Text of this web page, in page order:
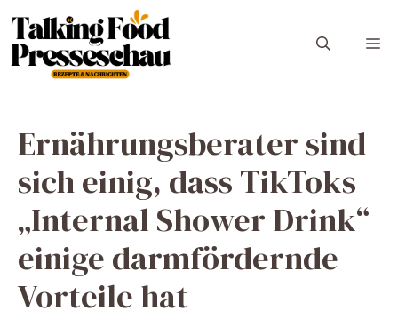
Inhalt
springen
Ernährungsberater sind
sich einig, dass TikToks
„Internal Shower Drink“
einige darmfördernde
Vorteile hat